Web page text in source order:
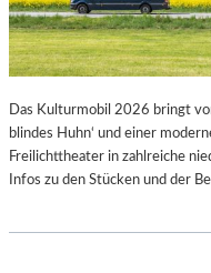
Das Kulturmobil 2026 bringt
blindes Huhn‘ und einer
Freilichttheater in zahlreiche
Infos zu den Stücken und der